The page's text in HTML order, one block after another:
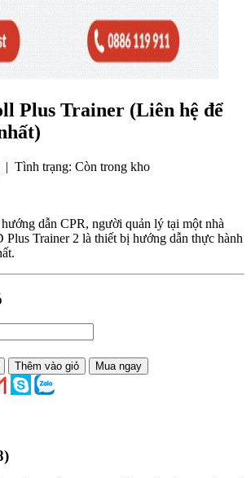
Plus Trainer (Liên hệ để
| Tình trạng: Còn trong kho
dẫn CPR, người quản lý tại một nhà
Trainer 2 là thiết bị hướng dẫn thực hành
Thêm vào giỏ Mua ngay